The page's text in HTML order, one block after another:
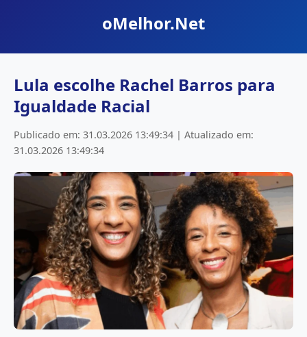
oMelhor.Net
Lula escolhe Rachel Barros para
Igualdade Racial
Publicado em: 31.03.2026 13:49:34 | Atualizado em:
31.03.2026 13:49:34